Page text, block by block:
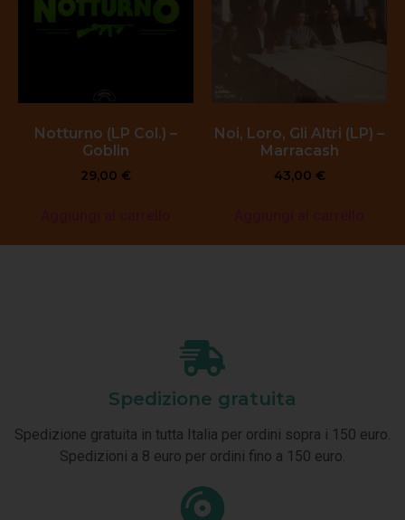
Notturno (LP Col.) –
Goblin
29,00 €
Noi, Loro, Gli Altri (LP) –
Marracash
43,00 €
Spedizione gratuita
Spedizione gratuita in tutta Italia per ordini sopra i 150 euro.
Spedizioni a 8 euro per ordini fino a 150 euro.